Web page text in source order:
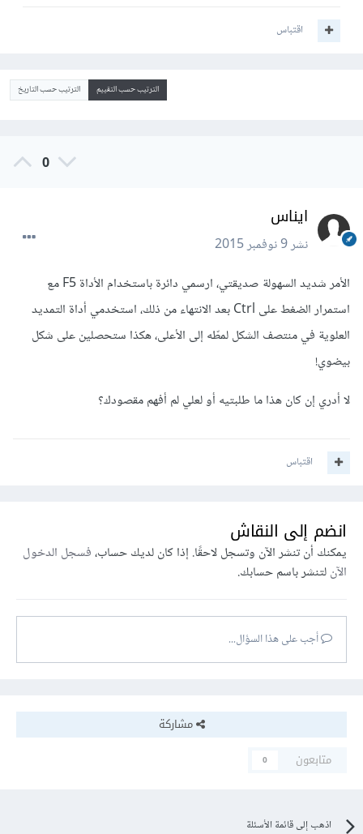
اقتباس
الترتيب حسب التقييم الترتيب حسب التاريخ
0
ايناس
نشر9 نوفمبر 2015
الأمر شديد السهولة صديقتي، ارسمي دائرة باستخدام الأداة F5 مع
استمرار الضغط على Ctrl بعد الانتهاء من ذلك، استخدمي أداة التمديد
العلوية في منتصف الشكل لمطّه إلى الأعلى، هكذا ستحصلين على شكل
بيضوي!
لا أدري إن كان هذا ما طلبتيه أو لعلي لم أفهم مقصودك؟
اقتباس
انضم إلى النقاش
يمكنك أن تنشر الآن وتسجل لاحقًا. إذا كان لديك حساب،فسجل الدخول
الآنلتنشر باسم حسابك.
أجب على هذا السؤال...
مشاركة
متابعون
0
اذهب إلى قائمة الأسئلة